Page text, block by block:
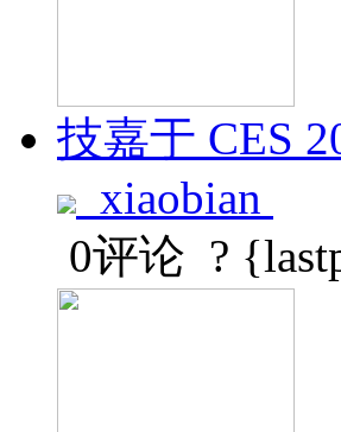
技嘉于 CES
xiaobian
0评论 ?